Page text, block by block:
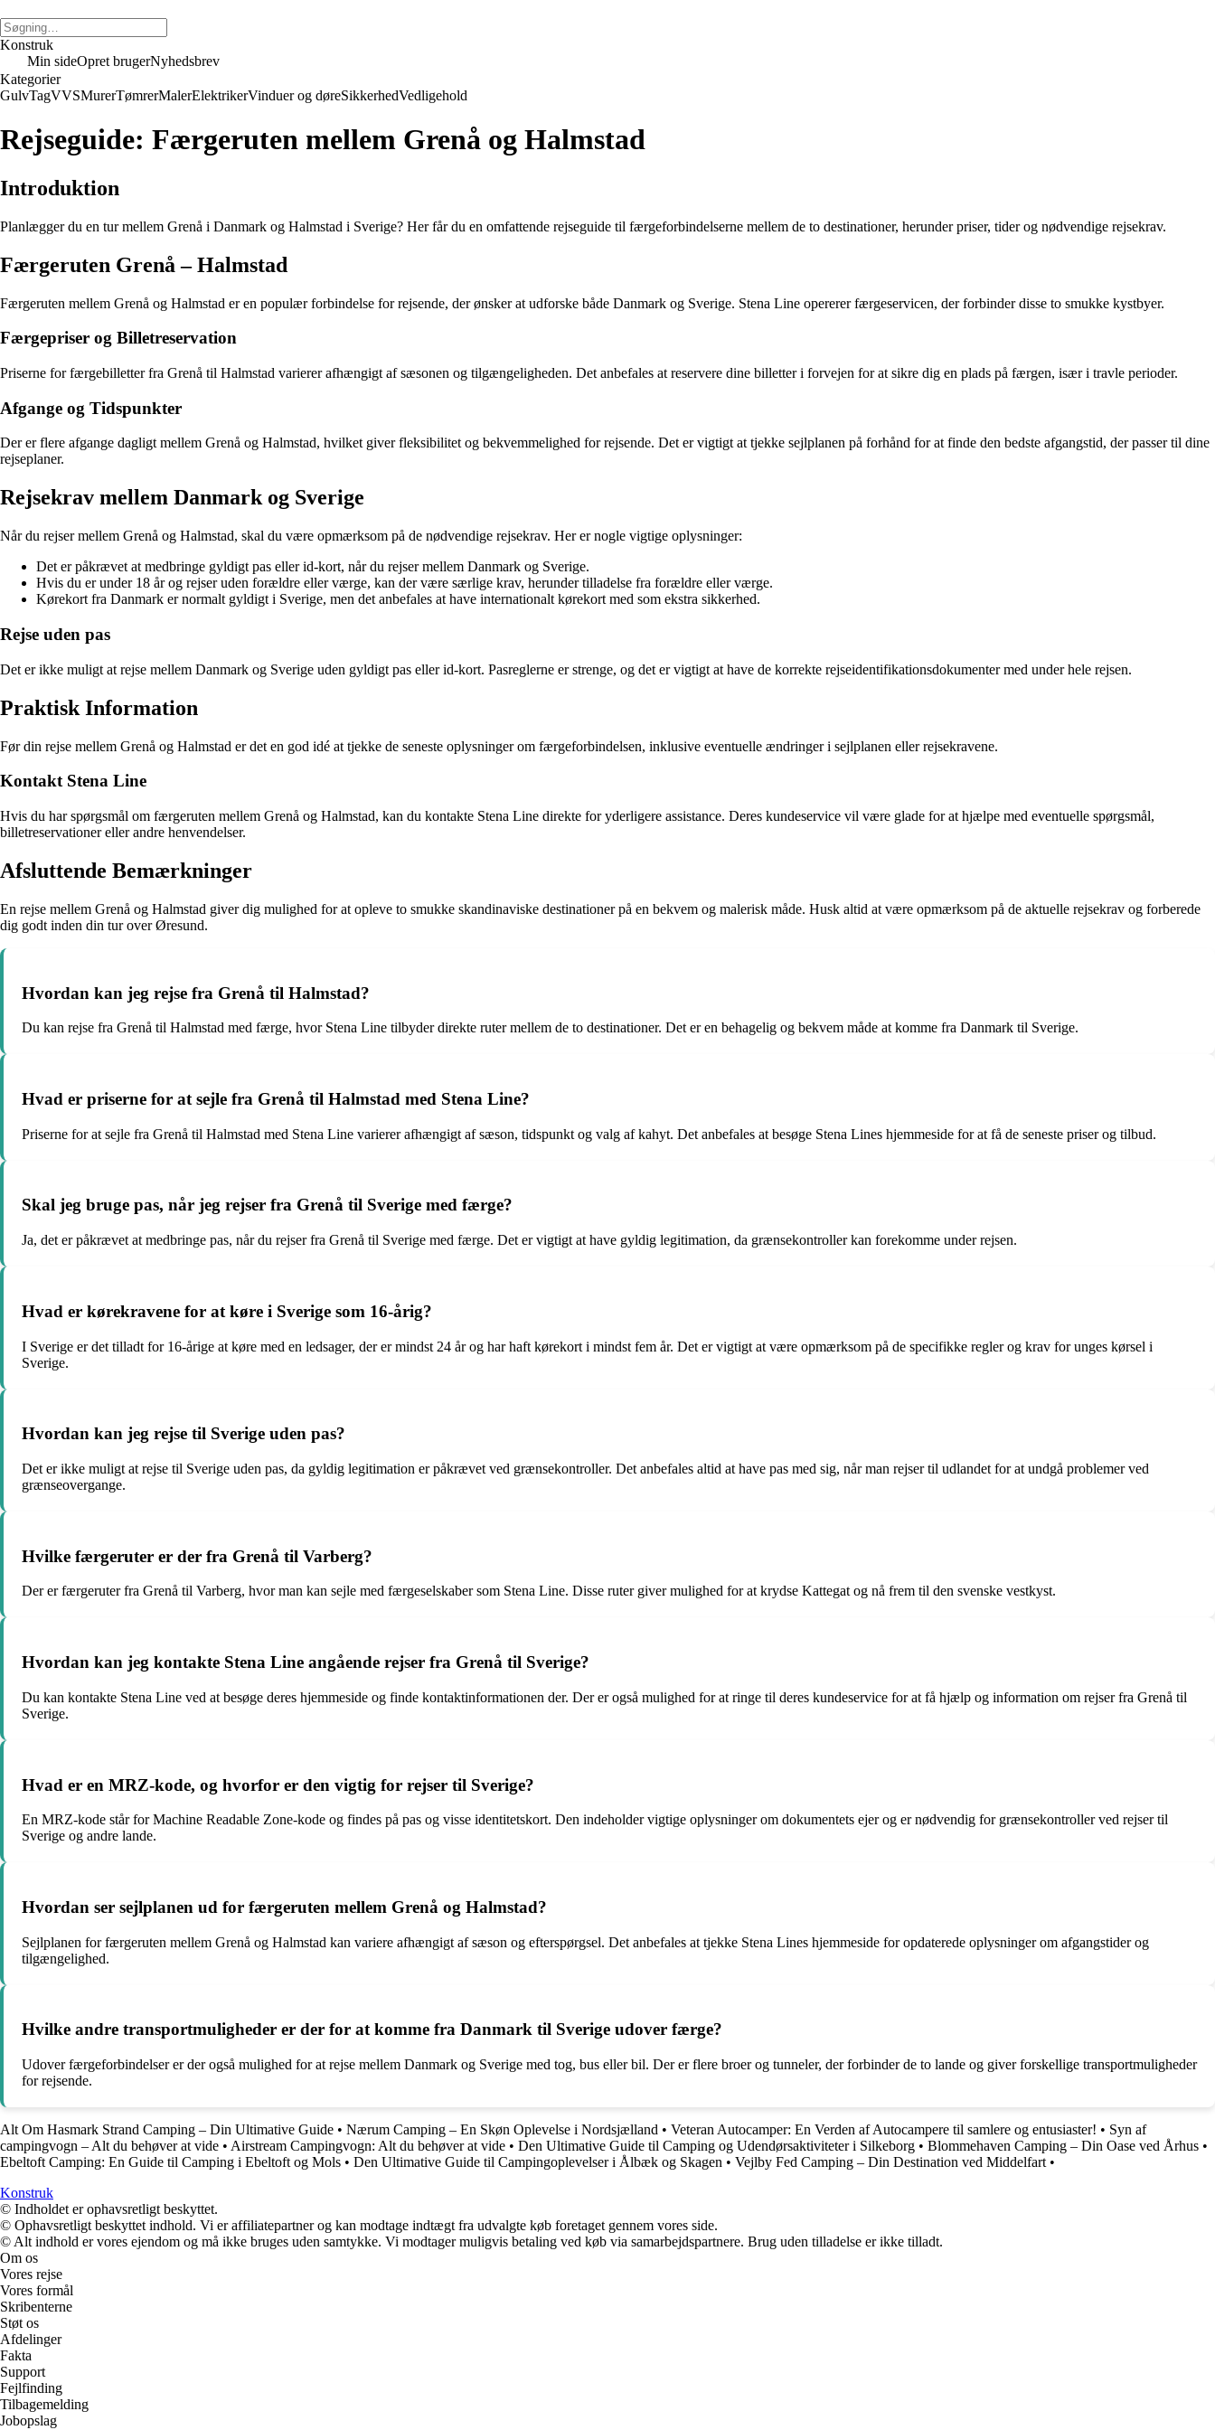
Konstruk
Min sideOpret brugerNyhedsbrev
Kategorier
GulvTagVVSMurerTømrerMalerElektrikerVinduer og døreSikkerhedVedligehold
Rejseguide: Færgeruten mellem Grenå og Halmstad
Introduktion
Planlægger du en tur mellem Grenå i Danmark og Halmstad i Sverige? Her får du en omfattende rejseguide til færgeforbindelserne mellem de to destinationer, herunder priser, tider og nødvendige rejsekrav.
Færgeruten Grenå – Halmstad
Færgeruten mellem Grenå og Halmstad er en populær forbindelse for rejsende, der ønsker at udforske både Danmark og Sverige. Stena Line opererer færgeservicen, der forbinder disse to smukke kystbyer.
Færgepriser og Billetreservation
Priserne for færgebilletter fra Grenå til Halmstad varierer afhængigt af sæsonen og tilgængeligheden. Det anbefales at reservere dine billetter i forvejen for at sikre dig en plads på færgen, især i travle perioder.
Afgange og Tidspunkter
Der er flere afgange dagligt mellem Grenå og Halmstad, hvilket giver fleksibilitet og bekvemmelighed for rejsende. Det er vigtigt at tjekke sejlplanen på forhånd for at finde den bedste afgangstid, der passer til dine
rejseplaner.
Rejsekrav mellem Danmark og Sverige
Når du rejser mellem Grenå og Halmstad, skal du være opmærksom på de nødvendige rejsekrav. Her er nogle vigtige oplysninger:
Det er påkrævet at medbringe gyldigt pas eller id-kort, når du rejser mellem Danmark og Sverige.
Hvis du er under 18 år og rejser uden forældre eller værge, kan der være særlige krav, herunder tilladelse fra forældre eller værge.
Kørekort fra Danmark er normalt gyldigt i Sverige, men det anbefales at have internationalt kørekort med som ekstra sikkerhed.
Rejse uden pas
Det er ikke muligt at rejse mellem Danmark og Sverige uden gyldigt pas eller id-kort. Pasreglerne er strenge, og det er vigtigt at have de korrekte rejseidentifikationsdokumenter med under hele rejsen.
Praktisk Information
Før din rejse mellem Grenå og Halmstad er det en god idé at tjekke de seneste oplysninger om færgeforbindelsen, inklusive eventuelle ændringer i sejlplanen eller rejsekravene.
Kontakt Stena Line
Hvis du har spørgsmål om færgeruten mellem Grenå og Halmstad, kan du kontakte Stena Line direkte for yderligere assistance. Deres kundeservice vil være glade for at hjælpe med eventuelle spørgsmål,
billetreservationer eller andre henvendelser.
Afsluttende Bemærkninger
En rejse mellem Grenå og Halmstad giver dig mulighed for at opleve to smukke skandinaviske destinationer på en bekvem og malerisk måde. Husk altid at være opmærksom på de aktuelle rejsekrav og forberede
dig godt inden din tur over Øresund.
Hvordan kan jeg rejse fra Grenå til Halmstad?
Du kan rejse fra Grenå til Halmstad med færge, hvor Stena Line tilbyder direkte ruter mellem de to destinationer. Det er en behagelig og bekvem måde at komme fra Danmark til Sverige.
Hvad er priserne for at sejle fra Grenå til Halmstad med Stena Line?
Priserne for at sejle fra Grenå til Halmstad med Stena Line varierer afhængigt af sæson, tidspunkt og valg af kahyt. Det anbefales at besøge Stena Lines hjemmeside for at få de seneste priser og tilbud.
Skal jeg bruge pas, når jeg rejser fra Grenå til Sverige med færge?
Ja, det er påkrævet at medbringe pas, når du rejser fra Grenå til Sverige med færge. Det er vigtigt at have gyldig legitimation, da grænsekontroller kan forekomme under rejsen.
Hvad er kørekravene for at køre i Sverige som 16-årig?
I Sverige er det tilladt for 16-årige at køre med en ledsager, der er mindst 24 år og har haft kørekort i mindst fem år. Det er vigtigt at være opmærksom på de specifikke regler og krav for unges kørsel i
Sverige.
Hvordan kan jeg rejse til Sverige uden pas?
Det er ikke muligt at rejse til Sverige uden pas, da gyldig legitimation er påkrævet ved grænsekontroller. Det anbefales altid at have pas med sig, når man rejser til udlandet for at undgå problemer ved
grænseovergange.
Hvilke færgeruter er der fra Grenå til Varberg?
Der er færgeruter fra Grenå til Varberg, hvor man kan sejle med færgeselskaber som Stena Line. Disse ruter giver mulighed for at krydse Kattegat og nå frem til den svenske vestkyst.
Hvordan kan jeg kontakte Stena Line angående rejser fra Grenå til Sverige?
Du kan kontakte Stena Line ved at besøge deres hjemmeside og finde kontaktinformationen der. Der er også mulighed for at ringe til deres kundeservice for at få hjælp og information om rejser fra Grenå til
Sverige.
Hvad er en MRZ-kode, og hvorfor er den vigtig for rejser til Sverige?
En MRZ-kode står for Machine Readable Zone-kode og findes på pas og visse identitetskort. Den indeholder vigtige oplysninger om dokumentets ejer og er nødvendig for grænsekontroller ved rejser til
Sverige og andre lande.
Hvordan ser sejlplanen ud for færgeruten mellem Grenå og Halmstad?
Sejlplanen for færgeruten mellem Grenå og Halmstad kan variere afhængigt af sæson og efterspørgsel. Det anbefales at tjekke Stena Lines hjemmeside for opdaterede oplysninger om afgangstider og
tilgængelighed.
Hvilke andre transportmuligheder er der for at komme fra Danmark til Sverige udover færge?
Udover færgeforbindelser er der også mulighed for at rejse mellem Danmark og Sverige med tog, bus eller bil. Der er flere broer og tunneler, der forbinder de to lande og giver forskellige transportmuligheder
for rejsende.
Alt Om Hasmark Strand Camping – Din Ultimative Guide • Nærum Camping – En Skøn Oplevelse i Nordsjælland • Veteran Autocamper: En Verden af Autocampere til samlere og entusiaster! • Syn af
campingvogn – Alt du behøver at vide • Airstream Campingvogn: Alt du behøver at vide • Den Ultimative Guide til Camping og Udendørsaktiviteter i Silkeborg • Blommehaven Camping – Din Oase ved Århus •
Ebeltoft Camping: En Guide til Camping i Ebeltoft og Mols • Den Ultimative Guide til Campingoplevelser i Ålbæk og Skagen • Vejlby Fed Camping – Din Destination ved Middelfart •
Konstruk
© Indholdet er ophavsretligt beskyttet.
© Ophavsretligt beskyttet indhold. Vi er affiliatepartner og kan modtage indtægt fra udvalgte køb foretaget gennem vores side.
© Alt indhold er vores ejendom og må ikke bruges uden samtykke. Vi modtager muligvis betaling ved køb via samarbejdspartnere. Brug uden tilladelse er ikke tilladt.
Om os
Vores rejse
Vores formål
Skribenterne
Støt os
Afdelinger
Fakta
Support
Fejlfinding
Tilbagemelding
Jobopslag